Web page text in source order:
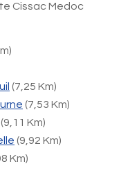
Cissac Medoc
(7,25 Km)
(7,53 Km)
(9,11 Km)
(9,92 Km)
Km)